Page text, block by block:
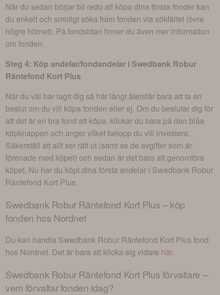
När du sedan börjar bli redo att köpa dina första fonder kan
du enkelt och smidigt söka fram fonden via sökfältet (övre
högre hörnet). På fondsidan finner du även mer information
om fonden.
Steg 4: Köp andelar/fondandelar i Swedbank Robur
Räntefond Kort Plus
När du väl har tagit dig så här långt återstår bara att ta en
beslut om du vill köpa fonden eller ej. Om du beslutar dig för
att det är en bra fond att köpa, klickar du bara på den blåa
köpknappen och anger vilket belopp du vill investera.
Säkerställ att allt ser rätt ut (samt se de avgifter som är
förenade med köpet) och sedan är det bara att genomföra
köpet. Nu har du köpt dina första andelar i Swedbank Robur
Räntefond Kort Plus.
Swedbank Robur Räntefond Kort Plus– köp
fonden hos Nordnet
Du kan handla Swedbank Robur Räntefond Kort Plus fond
hos Nordnet. Det är bara att klicka sig vidare här.
Swedbank Robur Räntefond Kort Plusförvaltare –
vem förvaltar fonden idag?